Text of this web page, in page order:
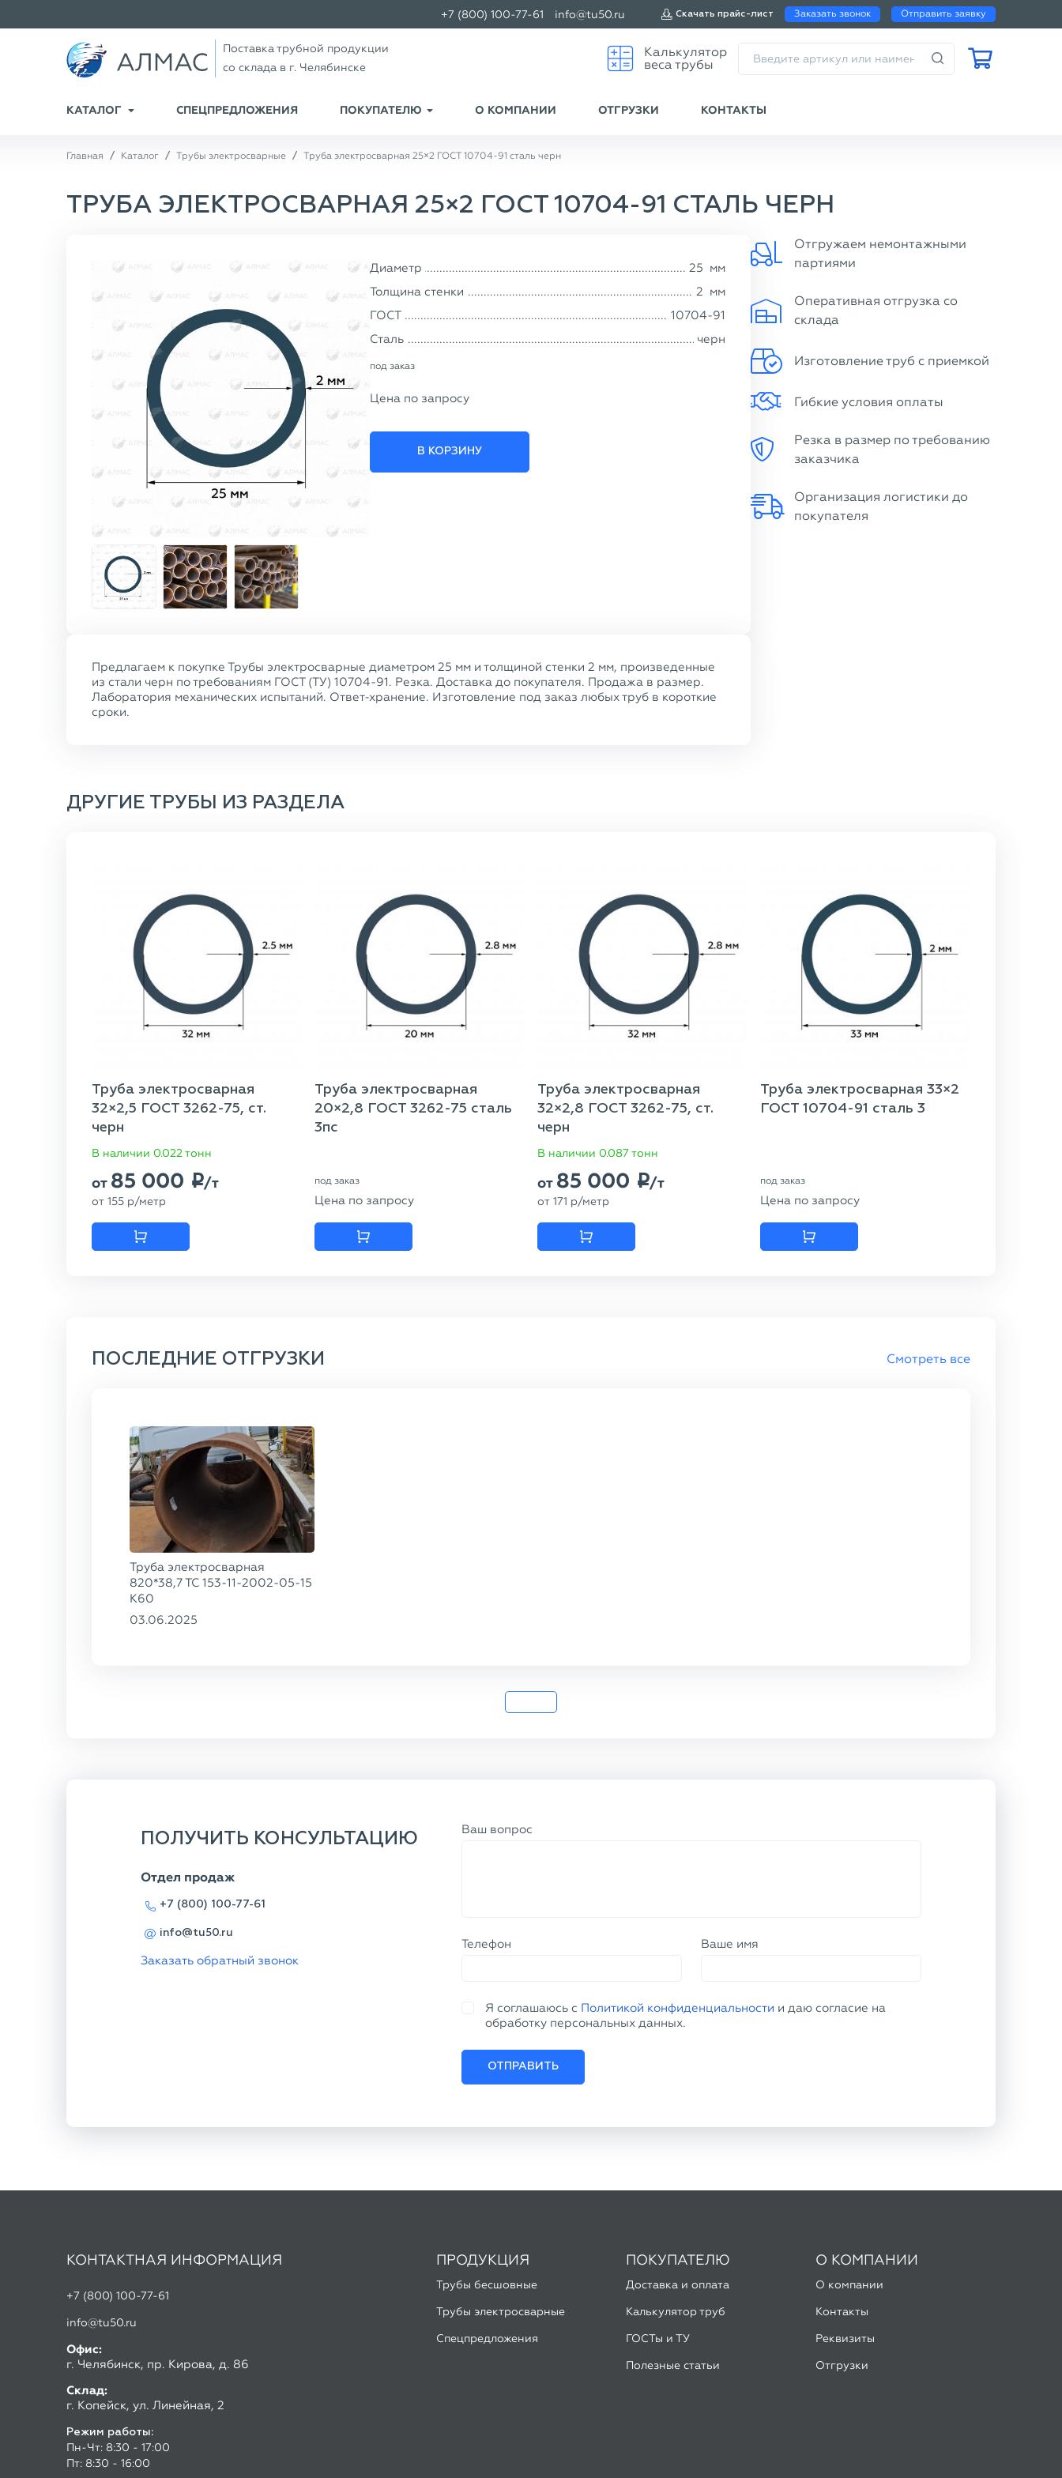
+7 (800) 100-77-61 info@tu50.ru Скачать прайс-лист Заказать звонок Отправить заявку
Поставка трубной продукции
со склада в г. Челябинске
Калькулятор
веса трубы
КАТАЛОГ СПЕЦПРЕДЛОЖЕНИЯ ПОКУПАТЕЛЮ О КОМПАНИИ ОТГРУЗКИ КОНТАКТЫ
Главная Каталог Трубы электросварные Труба электросварная 25×2 ГОСТ 10704-91 сталь черн
ТРУБА ЭЛЕКТРОСВАРНАЯ 25×2 ГОСТ 10704-91 СТАЛЬ ЧЕРН
Диаметр 25 мм
Толщина стенки
2 мм
ГОСТ
10704-91
Сталь
черн
под заказ
Цена по запросу
В КОРЗИНУ
Предлагаем к покупке Трубы электросварные диаметром 25 мм и толщиной стенки 2 мм, произведенные
из стали черн по требованиям ГОСТ (ТУ) 10704-91. Резка. Доставка до покупателя. Продажа в размер.
Лаборатория механических испытаний. Ответ-хранение. Изготовление под заказ любых труб в короткие
сроки.
Отгружаем немонтажными
партиями
Оперативная отгрузка со
склада
Изготовление труб с приемкой
Гибкие условия оплаты
Резка в размер по требованию
заказчика
Организация логистики до
покупателя
ДРУГИЕ ТРУБЫ ИЗ РАЗДЕЛА
Труба электросварная
32×2,5 ГОСТ 3262-75, ст.
черн
В наличии 0.022 тонн
от 85 000 p/т
от 155 p/метр
Труба электросварная
20×2,8 ГОСТ 3262-75 сталь
3пс
под заказ
Цена по запросу
Труба электросварная
32×2,8 ГОСТ 3262-75, ст.
черн
В наличии 0.087 тонн
от 85 000 p/т
от 171 p/метр
Труба электросварная 33×2
ГОСТ 10704-91 сталь 3
под заказ
Цена по запросу
ПОСЛЕДНИЕ ОТГРУЗКИ Смотреть все
Труба электросварная
820*38,7 ТС 153-11-2002-05-15
К60
03.06.2025
ПОЛУЧИТЬ КОНСУЛЬТАЦИЮ
Отдел продаж
+7 (800) 100-77-61
info@tu50.ru
Заказать обратный звонок
Ваш вопрос
+7 (800) 100-77-61
г. Челябинск, пр. Кирова, д. 86
г. Копейск, ул. Линейная, 2
Режим работы:
Пн-Чт: 8:30 - 17:00
Пт: 8:30 - 16:00
Скачать прайс лист
Полезные статьи
Отгрузки